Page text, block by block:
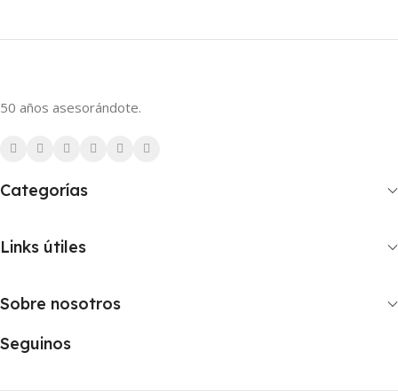
50 años asesorándote.
Categorías
Links útiles
Sobre nosotros
Seguinos